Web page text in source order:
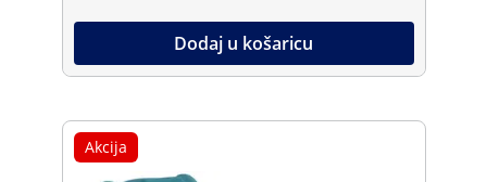
Dodaj u košaricu
Akcija